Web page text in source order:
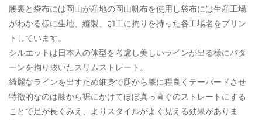
腰裏と袋布には岡山が産地の岡山帆布を使用し袋布には生産工場
がわかる様に生地、縫製、加工に拘りを持った各工場名をプリン
トしています。
シルエットは日本人の体型を考慮し美しいラインが出る様にパタ
ーンを拘り抜いたスリムストレート。
綺麗なラインを出すため細身で腿から膝に程良くテーパードさせ
特徴的なのは膝から裾にかけてほぼ真っ直ぐのストレートにする
ことで足が長くみえ、よりスタイルがよく見える効果がありま